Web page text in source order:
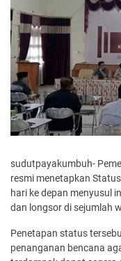
sudutpayakumbuh-
resmi menetapkan
hari ke depan menyusul
dan longsor di sejumlah
Penetapan status
penanganan bencana